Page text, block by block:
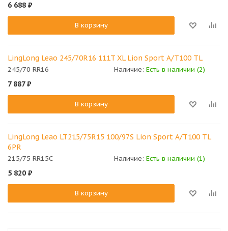
6 688 ₽
В корзину
LingLong Leao 245/70R16 111T XL Lion Sport A/T100 TL
245/70 RR16 Наличие: Есть в наличии (2)
7 887₽
В корзину
LingLong Leao LT215/75R15 100/97S Lion Sport A/T100 TL
6PR
215/75 RR15C Наличие: Есть в наличии (1)
5 820 ₽
В корзину